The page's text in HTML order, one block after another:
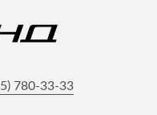
780-33-33